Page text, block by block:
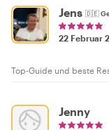
Jens 🇩🇪
22 Februar
Top-Guide und beste
Jenny